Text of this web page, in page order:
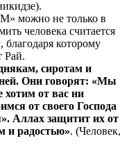
можно не только в
человека считается
которому
Рай.
сиротам и
Они говорят: «Мы
от вас ни
от своего Господа
Аллах защитит их от
и радостью». (Человек,